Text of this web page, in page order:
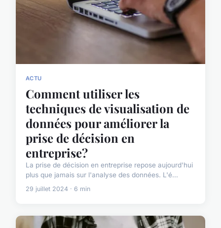
ACTU
Comment utiliser les
techniques de visualisation de
données pour améliorer la
prise de décision en
entreprise?
La prise de décision en entreprise repose aujourd'hui
plus que jamais sur l'analyse des données. L'é...
29 juillet 2024 · 6 min